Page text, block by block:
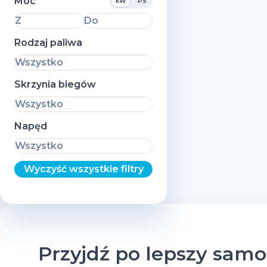
Z
Do
Rodzaj paliwa
Wszystko
Skrzynia biegów
Wszystko
Napęd
Wszystko
Wyczyść wszystkie filtry
Przyjdź po lepszy